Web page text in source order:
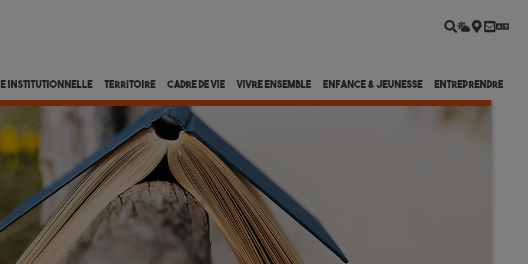
institutionnelle Territoire Cadre de vie Vivre ensemble Enfance & Jeunesse Entreprendre